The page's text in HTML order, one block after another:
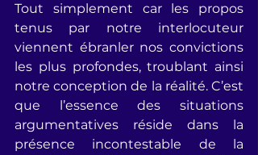
Tout simplement car les propos
tenus par notre interlocuteur
viennent ébranler nos convictions
les plus profondes, troublant ainsi
notre conception de la réalité. C’est
que l’essence des situations
argumentatives réside dans la
présence incontestable de la